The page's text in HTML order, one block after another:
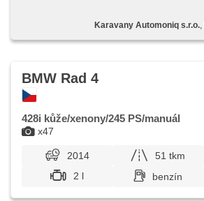
Karavany Automoniq s.r.o.
x47
BMW Rad 4
428i kůže/xenony/245 PS/manuál
2014 51 tkm
2 l
benzín